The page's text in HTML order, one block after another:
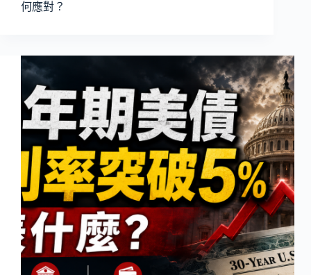
何應對？